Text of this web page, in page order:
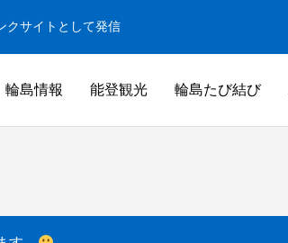
クサイトとして発信
輪島情報 能登観光 輪島たび結び